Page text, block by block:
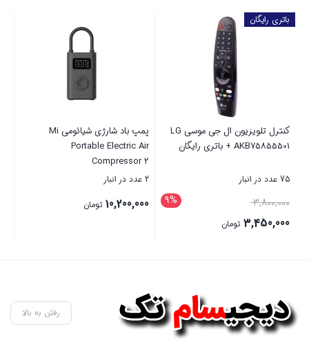
کنترل تلویزیون ال جی موسی LG
AKB75855501 + باتری رایگان
75 عدد در انبار
9% 3,800,000قیمت
اصلی3,450,000 تومان
است.
باتری رایگان
پمپ باد شارژی شیائومی Mi
Portable Electric Air
Compressor 2
2 عدد در انبار
10,200,000 تومان
رفتن به بالا